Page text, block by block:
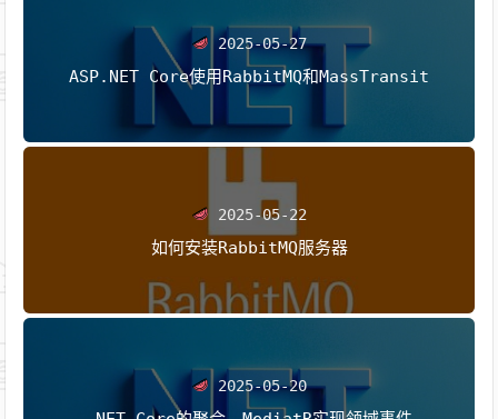
2025-05-27
ASP.NET Core使用RabbitMQ和MassTransit
2025-05-22
如何安装RabbitMQ服务器
2025-05-20